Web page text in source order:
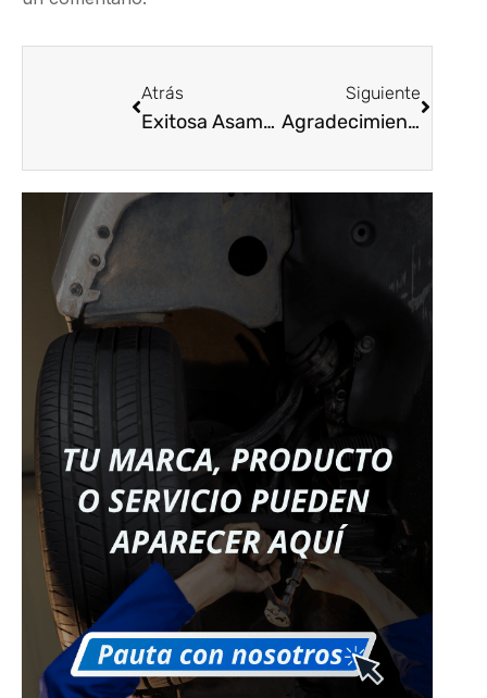
Atrás
Exitosa Asamblea Seccional Oriente ASOPARTES 2022,se llevó a cabo el miércoles 27 de abril en Ciudad Bucaramanga
Siguiente
Agradecimientos totales a todos nuestros Afiliados, al Presidente Ejecutivo Carlos Andrés Pineda, @cpinedao.